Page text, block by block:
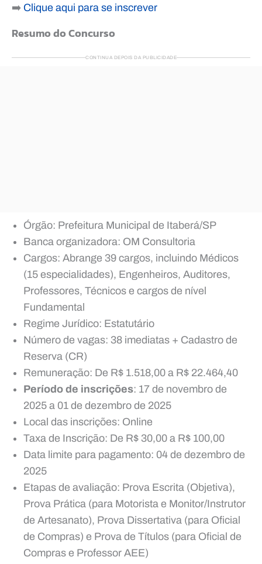
➡️ Clique aqui para se inscrever
Resumo do Concurso
CONTINUA DEPOIS DA PUBLICIDADE
Órgão: Prefeitura Municipal de Itaberá/SP
Banca organizadora: OM Consultoria
Cargos: Abrange 39 cargos, incluindo Médicos
(15 especialidades), Engenheiros, Auditores,
Professores, Técnicos e cargos de nível
Fundamental
Regime Jurídico: Estatutário
Número de vagas: 38 imediatas + Cadastro de
Reserva (CR)
Remuneração: De R$ 1.518,00 a R$ 22.464,40
Período de inscrições: 17 de novembro de
2025 a 01 de dezembro de 2025
Local das inscrições: Online
Taxa de Inscrição: De R$ 30,00 a R$ 100,00
Data limite para pagamento: 04 de dezembro de
2025
Etapas de avaliação: Prova Escrita (Objetiva),
Prova Prática (para Motorista e Monitor/Instrutor
de Artesanato), Prova Dissertativa (para Oficial
de Compras) e Prova de Títulos (para Oficial de
Compras e Professor AEE)